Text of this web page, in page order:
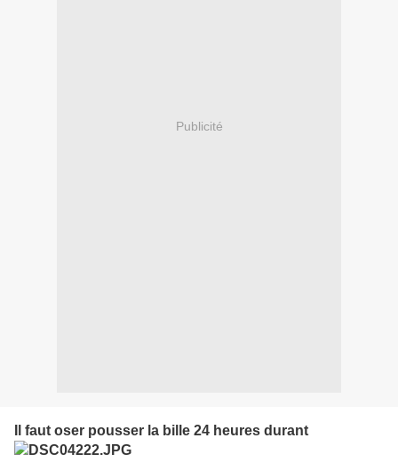
Publicité
Il faut oser pousser la bille 24 heures durant